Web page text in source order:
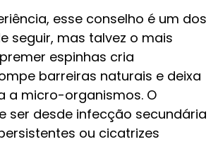
esse conselho é um dos
seguir, mas talvez o mais
espinhas cria
barreiras naturais e deixa
a micro-organismos. O
ser desde infecção secundária
ou cicatrizes